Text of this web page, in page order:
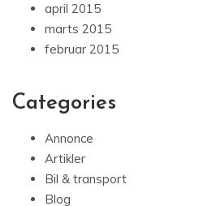
april 2015
marts 2015
februar 2015
Categories
Annonce
Artikler
Bil & transport
Blog